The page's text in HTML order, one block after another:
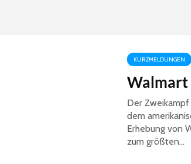
KURZMELDUNGEN
Der
dem
Erhebung von
zum größten...